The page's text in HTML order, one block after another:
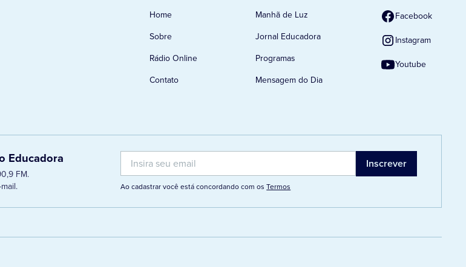
Home
Sobre
Rádio Online
Contato
Manhã de Luz
Jornal Educadora
Programas
Mensagem do Dia
Facebook
Instagram
Youtube
Educadora
FM.
Ao cadastrar você está concordando com osTermos